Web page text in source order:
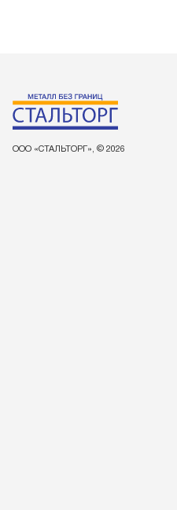
ООО «СТАЛЬТОРГ», © 2026